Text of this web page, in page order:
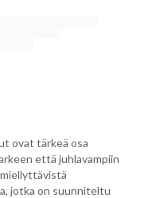
ovat tärkeä osa
että juhlavampiin
jotka on suunniteltu